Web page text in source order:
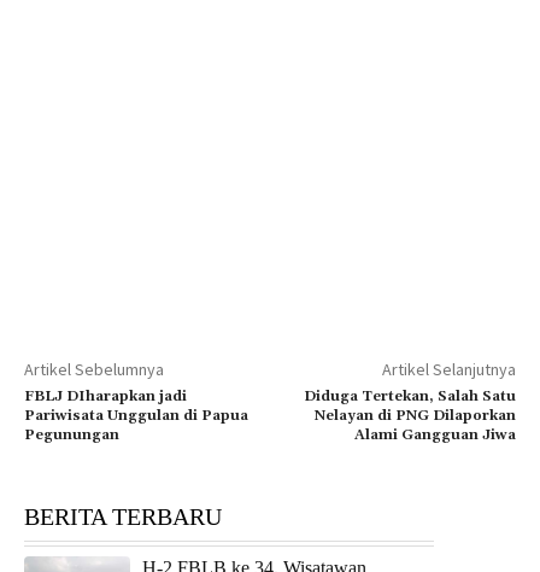
Artikel Sebelumnya
FBLJ DIharapkan jadi
Pariwisata Unggulan di Papua
Pegunungan
Artikel Selanjutnya
Diduga Tertekan, Salah Satu
Nelayan di PNG Dilaporkan
Alami Gangguan Jiwa
BERITA TERBARU